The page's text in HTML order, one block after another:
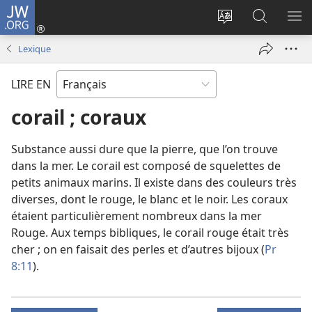
JW.ORG
Changer
langue
Se
connecter
nouvelle
sur
JW.ORG
Lexique
LIRE EN
corail ; coraux
Substance aussi dure que la pierre, que l’on trouve
dans la mer. Le corail est composé de squelettes de
petits animaux marins. Il existe dans des couleurs très
diverses, dont le rouge, le blanc et le noir. Les coraux
étaient particulièrement nombreux dans la mer
Rouge. Aux temps bibliques, le corail rouge était très
cher ; on en faisait des perles et d’autres bijoux (Pr
8:11).